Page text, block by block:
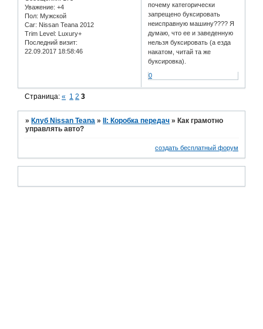
Уважение: +4
Пол: Мужской
Car: Nissan Teana 2012
Trim Level: Luxury+
Последний визит:
22.09.2017 18:58:46
почему категорически
запрещено буксировать
неисправную машину???? Я
думаю, что ее и заведенную
нельзя буксировать (а езда
накатом, читай та же
буксировка).
0
Страница:« 1 2 3
» Клуб Nissan Teana » II: Коробка передач » Как грамотно
управлять авто?
создать бесплатный форум